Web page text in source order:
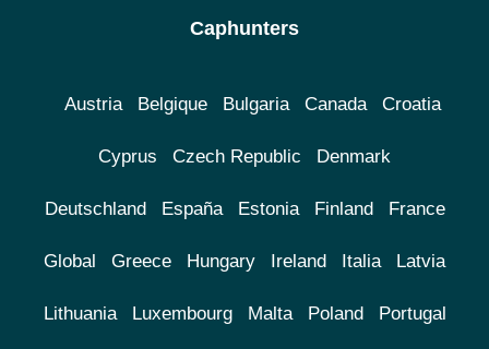
Caphunters
Austria Belgique Bulgaria Canada Croatia
Cyprus Czech Republic Denmark
Deutschland España Estonia Finland France
Global Greece Hungary Ireland Italia Latvia
Lithuania Luxembourg Malta Poland Portugal